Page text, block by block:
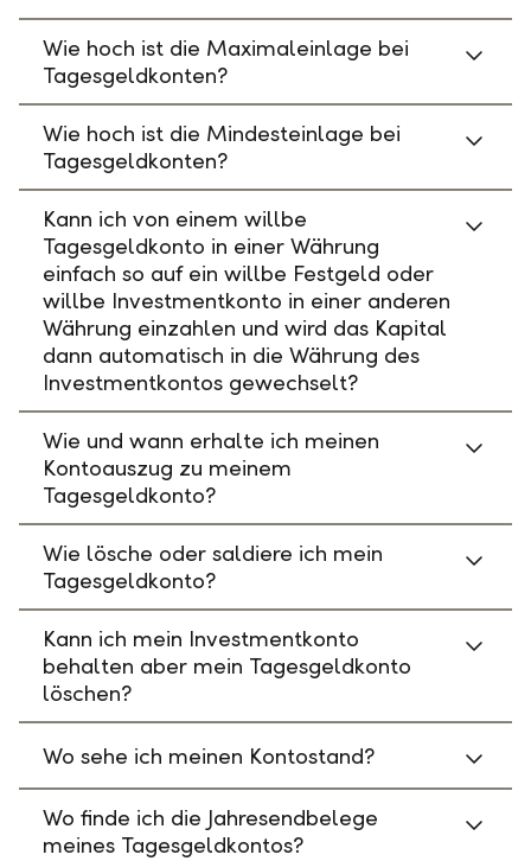
Wie hoch ist die Maximaleinlage bei
Tagesgeldkonten?
Wie hoch ist die Mindesteinlage bei
Tagesgeldkonten?
Kann ich von einem willbe
Tagesgeldkonto in einer Währung
einfach so auf ein willbe Festgeld oder
willbe Investmentkonto in einer anderen
Währung einzahlen und wird das Kapital
dann automatisch in die Währung des
Investmentkontos gewechselt?
Wie und wann erhalte ich meinen
Kontoauszug zu meinem
Tagesgeldkonto?
Wie lösche oder saldiere ich mein
Tagesgeldkonto?
Kann ich mein Investmentkonto
behalten aber mein Tagesgeldkonto
löschen?
Wo sehe ich meinen Kontostand?
Wo finde ich die Jahresendbelege
meines Tagesgeldkontos?